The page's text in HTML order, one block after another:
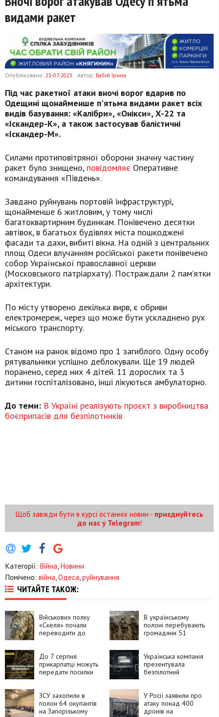
видами ракет
Опубліковано: 23-07-2023 Автор: Бабій Ірина
Під час ракетної атаки вночі ворог вдарив по
Одещині щонайменше п'ятьма видами ракет всіх
видів базування: «Калібри», «Онікси», Х-22 та
«Іскандер-К», а також застосував балістичні
«Іскандер-М».
Силами протиповітряної оборони значну частину
ракет було знищено, повідомляє Оперативне
командування «Південь».
Завдано руйнувань портовій інфраструктурі,
щонайменше 6 житловим, у тому числі
багатоквартирним будинкам. Понівечено десятки
автівок, в багатьох будівлях міста пошкоджені
фасади та дахи, вибиті вікна. На одній з центральних
площ Одеси влучанням російської ракети понівечено
собор Української православної церкви
(Московського патріархату). Постраждали 2 пам’ятки
архітектури.
По місту утворено декілька вирв, є обриви
електромереж, через що може бути ускладнено рух
міського транспорту.
Станом на ранок відомо про 1 загиблого. Одну особу
рятувальники успішно деблокували. Ще 19 людей
поранено, серед них 4 дітей. 11 дорослих та 3
дитини госпіталізовано, інші лікуються амбулаторно.
До теми: В Україні реалізують проєкт з виробництва
боєприпасів для безпілотників
Щоб завжди бути в курсі останніх новин - приєднуйтесь
до нас у Telegram!
Категорії: Війна Новини
Помічено: війна Одеса руйнування
ЧИТАЙТЕ ТАКОЖ:
Військових полку
«Скеля» почали
переводити до
В українському
полоні перебувають
громадяни 51
До 7 серпня
прикарпатці можуть
передати посилки
Українська компанія
презентувала
безпілотний
ЗСУ захопили в
полон 64 окупантів
на Запорізькому
У Росії заявили про
атаку понад 400
дронів на